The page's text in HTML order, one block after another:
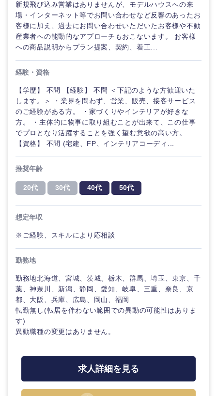
東海地方
岐阜県
愛知県 三重県
滋賀県 京都府
大阪府 兵庫県
奈良県
新規飛び込み営業はありませんが、モデルハウスへの来
場・インターネット等でお問い合わせなど反響のあったお
客様に加え、過去にお問い合わせいただいたお客様や不動
産業者への能動的なアプローチもおこないます。 お客様
への商品説明からプラン提案、契約、着工...
経験・資格
【学歴】 不問 【経験】 不問 ＜下記のような方歓迎いた
します。＞ ・業界を問わず、営業、販売、接客サービス
のご経験がある方。 ・家づくりやインテリアが好きな
方。 ・主体的に物事に取り組むことが出来て、この仕事
でプロとなり活躍することを強く望む意欲の高い方。
【資格】 不問 (宅建、FP、インテリアコーディ...
推奨年齢
20代 30代 40代 50代
想定年収
※ご経験、スキルにより応相談
勤務地
勤務地北海道、宮城、茨城、栃木、群馬、埼玉、東京、千
葉、神奈川、新潟、静岡、愛知、岐阜、三重、奈良、京
都、大阪、兵庫、広島、岡山、福岡
転勤無し(転居を伴わない範囲での異動の可能性はありま
す)
異動職種の変更はありません。
求人詳細を見る